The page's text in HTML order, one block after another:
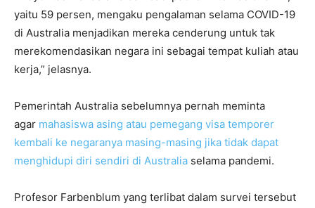
yaitu 59 persen, mengaku pengalaman selama COVID-19
di Australia menjadikan mereka cenderung untuk tak
merekomendasikan negara ini sebagai tempat kuliah atau
kerja,” jelasnya.
Pemerintah Australia sebelumnya pernah meminta
agar mahasiswa asing atau pemegang visa temporer
kembali ke negaranya masing-masing jika tidak dapat
menghidupi diri sendiri di Australia selama pandemi.
Profesor Farbenblum yang terlibat dalam survei tersebut